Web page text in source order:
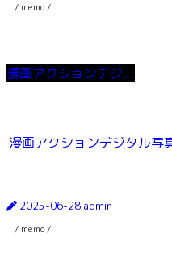
/ memo /
漫画アクションデジ...
漫画アクションデジタル写
2025-06-28 admin
/ memo /